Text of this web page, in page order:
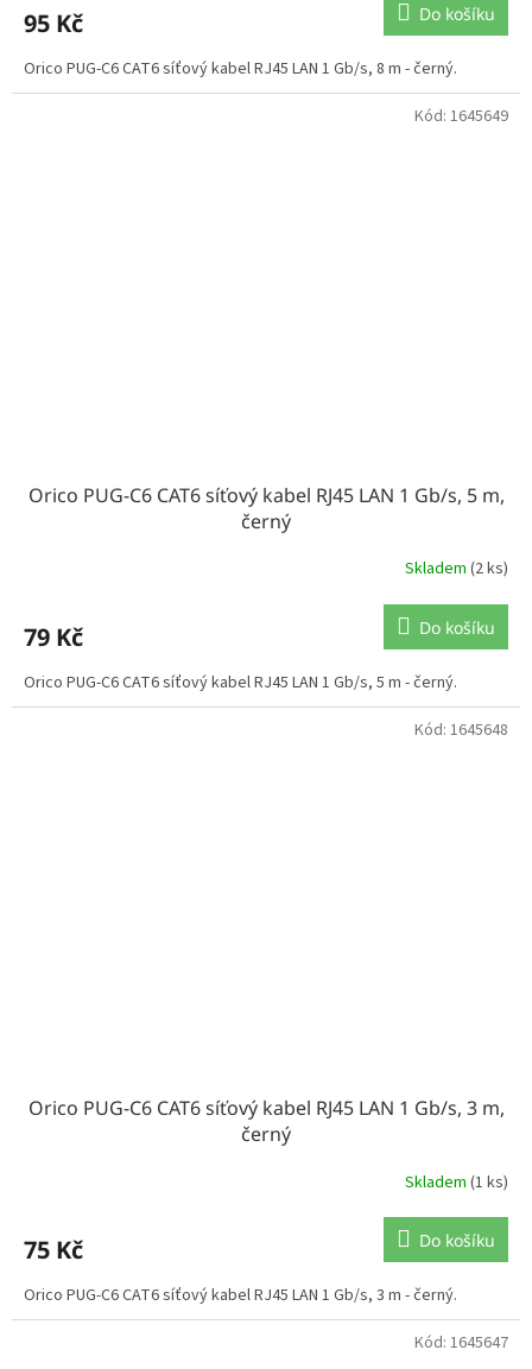
95 Kč Do košíku
Orico PUG-C6 CAT6 síťový kabel RJ45 LAN 1 Gb/s, 8 m - černý.
Orico PUG-C6 CAT6 síťový kabel RJ45 LAN 1 Gb/s, 5 m,
černý
Skladem (2 ks)
79 Kč Do košíku
Orico PUG-C6 CAT6 síťový kabel RJ45 LAN 1 Gb/s, 5 m - černý.
Kód: 1645649
Orico PUG-C6 CAT6 síťový kabel RJ45 LAN 1 Gb/s, 3 m,
černý
Skladem (1 ks)
75 Kč Do košíku
Orico PUG-C6 CAT6 síťový kabel RJ45 LAN 1 Gb/s, 3 m - černý.
Kód: 1645648
Kód: 1645647